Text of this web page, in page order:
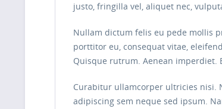
justo, fringilla vel, aliquet nec,
Nullam dictum felis eu pede mollis
porttitor eu, consequat vitae,
Quisque rutrum. Aenean imperdiet.
Curabitur ullamcorper ultricies nisi.
adipiscing sem neque sed ipsum.